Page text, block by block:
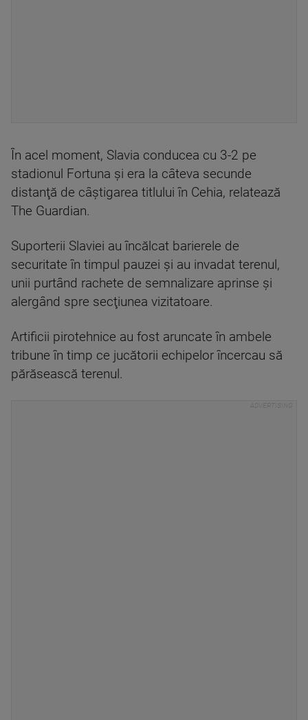
În acel moment, Slavia conducea cu 3-2 pe
stadionul Fortuna şi era la câteva secunde
distanţă de câştigarea titlului în Cehia, relatează
The Guardian.
Suporterii Slaviei au încălcat barierele de
securitate în timpul pauzei şi au invadat terenul,
unii purtând rachete de semnalizare aprinse şi
alergând spre secţiunea vizitatoare.
Artificii pirotehnice au fost aruncate în ambele
tribune în timp ce jucătorii echipelor încercau să
părăsească terenul.